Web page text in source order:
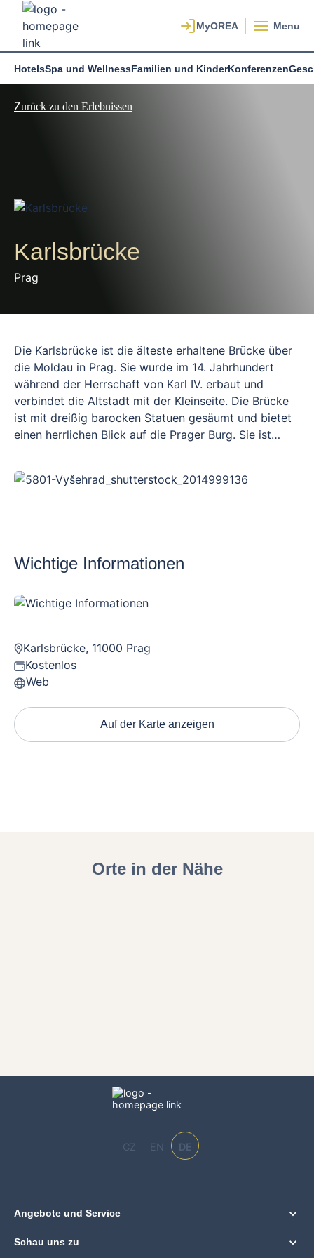
Menu
HotelsSpa und WellnessFamilien und KinderKonferenzen
Zurück zu den Erlebnissen
Karlsbrücke
Prag
Die Karlsbrücke ist die älteste erhaltene Brücke über
die Moldau in Prag. Sie wurde im 14. Jahrhundert
während der Herrschaft von Karl IV. erbaut und
verbindet die Altstadt mit der Kleinseite. Die Brücke
ist mit dreißig barocken Statuen gesäumt und bietet
einen herrlichen Blick auf die Prager Burg. Sie ist
beliebter Ort für Touristen und Künstler
gleichermaßen.
Wichtige Informationen
Karlsbrücke, 11000 Prag
Kostenlos
Web
Auf der Karte anzeigen
Orte in der Nähe
CZ EN DE
Angebote und Service
Schau uns zu